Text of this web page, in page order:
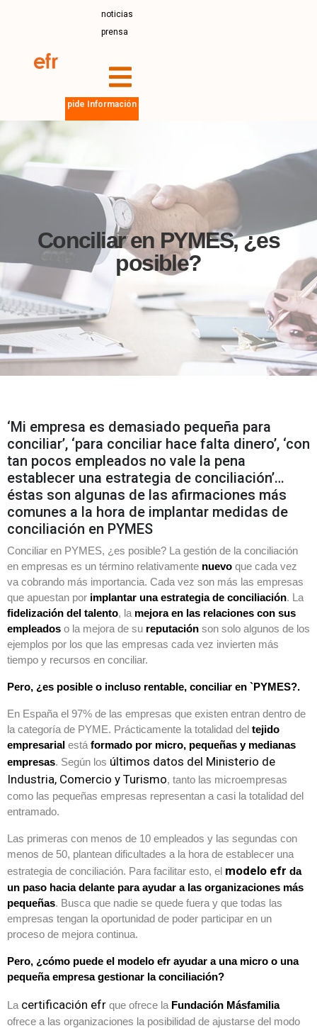
noticias
prensa
pide Información
Conciliar en PYMES, ¿es
posible?
‘Mi empresa es demasiado pequeña para
conciliar’, ‘para conciliar hace falta dinero’, ‘con
tan pocos empleados no vale la pena
establecer una estrategia de conciliación’…
éstas son algunas de las afirmaciones más
comunes a la hora de implantar medidas de
conciliación en PYMES
Conciliar en PYMES, ¿es posible? La gestión de la conciliación
en empresas es un término relativamente nuevo que cada vez
va cobrando más importancia. Cada vez son más las empresas
que apuestan por implantar una estrategia de conciliación. La
fidelización del talento, la mejora en las relaciones con sus
empleados o la mejora de su reputación son solo algunos de los
ejemplos por los que las empresas cada vez invierten más
tiempo y recursos en conciliar.
Pero, ¿es posible o incluso rentable, conciliar en `PYMES?.
En España el 97% de las empresas que existen entran dentro de
la categoría de PYME. Prácticamente la totalidad del tejido
empresarial está formado por micro, pequeñas y medianas
empresas. Según los últimos datos del Ministerio de
Industria, Comercio y Turismo, tanto las microempresas
como las pequeñas empresas representan a casi la totalidad del
entramado.
Las primeras con menos de 10 empleados y las segundas con
menos de 50, plantean dificultades a la hora de establecer una
estrategia de conciliación. Para facilitar esto, el modelo efr da
un paso hacia delante para ayudar a las organizaciones más
pequeñas. Busca que nadie se quede fuera y que todas las
empresas tengan la oportunidad de poder participar en un
proceso de mejora continua.
Pero, ¿cómo puede el modelo efr ayudar a una micro o una
pequeña empresa gestionar la conciliación?
La certificación efr que ofrece la Fundación Másfamilia
ofrece a las organizaciones la posibilidad de ajustarse del modo